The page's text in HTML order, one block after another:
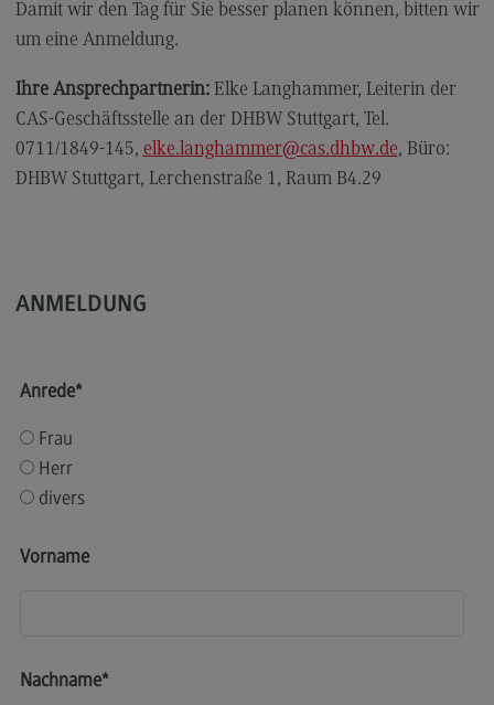
Kontakt
Digitalisierung in der Sozialen Arbeit
Modulangebot
Berufsperspektiven
Elektrotechnik und Informationstechnik
(External link)
Rahmenbedingungen
Modulangebot
Berufsperspektiven
Entrepreneurship
Berufsperspektiven
Damit wir den Tag für Sie besser planen können, bitten wir
um eine Anmeldung.
Ihre Ansprechpartnerin:Elke Langhammer, Leiterin der
CAS-Geschäftsstelle an der DHBW Stuttgart, Tel.
0711/1849-145, elke.langhammer@cas.dhbw.de, Büro:
DHBW Stuttgart, Lerchenstraße 1, Raum B4.29
ANMELDUNG
Anrede*
Frau
Herr
divers
Vorname
Nachname*